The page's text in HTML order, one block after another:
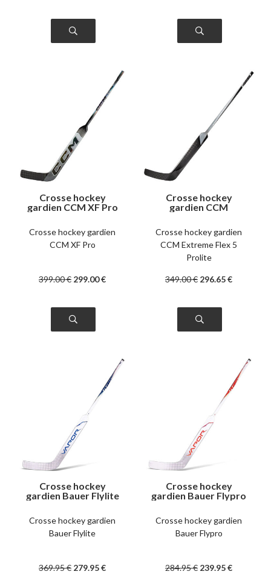
Crosse hockey
gardien CCM XF Pro
Crosse hockey gardien
CCM XF Pro
399.00€ 299.00€
Crosse hockey
gardien CCM
Prolite senior
Crosse hockey gardien
CCM Extreme Flex 5
Prolite
349.00€ 296.65€
Crosse hockey
gardien Bauer Flylite
Crosse hockey gardien
Bauer Flylite
369.95€ 279.95€
Crosse hockey
gardien Bauer Flypro
Crosse hockey gardien
Bauer Flypro
284.95€ 239.95€